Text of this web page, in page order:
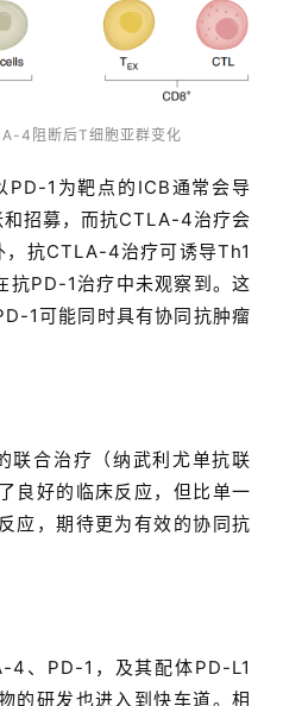
4阻断后T细胞亚群变化
PD-1为靶点的ICB通常会导
招募，而抗CTLA-4治疗会
，抗CTLA-4治疗可诱导Th1
抗PD-1治疗中未观察到。这
1可能同时具有协同抗肿瘤
合治疗（纳武利尤单抗联
良好的临床反应，但比单一
应，期待更为有效的协同抗
4、PD-1，及其配体PD-L1
的研发也进入到快车道。相